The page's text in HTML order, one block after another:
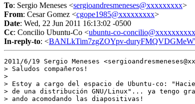
To: Sergio Meneses <sergioandresmeneses@xxxxxxxxx>
From: Cesar Gomez <cgope1985@xxxxxxxxx>
Date: Wed, 22 Jun 2011 16:13:02 -0500
Cc: Concilio Ubuntu-Co <ubuntu-co-
In-reply-to: <BANLkTim7zgZOYpv-
2011/6/19 Sergio Meneses
> Saludos compañeros!
>
> Estoy a cargo del espacio de Ubuntu-co:
> de una distribución GNU/Linux"... ya tengo
> ando acomodando las diapositivas!